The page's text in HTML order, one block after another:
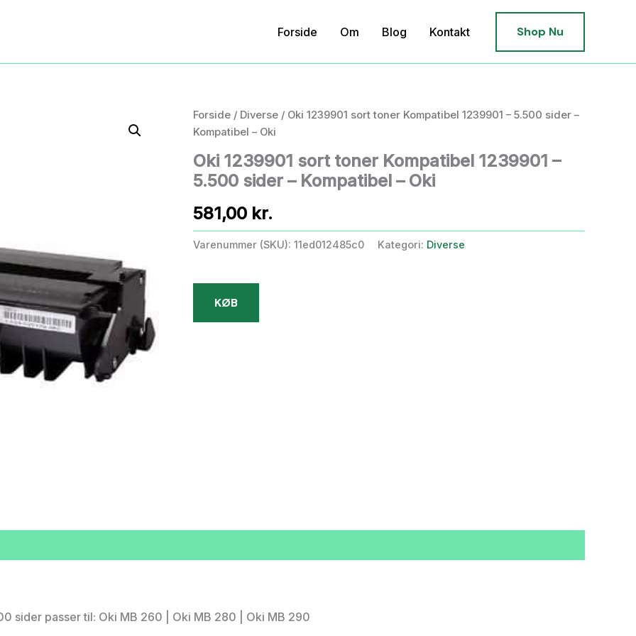
Forside Om Blog Kontakt Shop Nu
Forside / Diverse / Oki 1239901 sort toner Kompatibel 1239901 – 5.500 sider –
Kompatibel – Oki
Oki 1239901 sort toner Kompatibel 1239901 –
5.500 sider – Kompatibel – Oki
581,00 kr.
Varenummer (SKU): 11ed012485c0 Kategori: Diverse
KØB
sider passer til: Oki MB 260 | Oki MB 280 | Oki MB 290